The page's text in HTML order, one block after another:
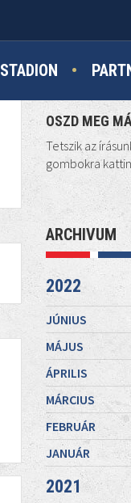
STADION
OSZD MEG
Tetszik az
gombokra
ARCHIVUM
2022
JÚNIUS
MÁJUS
ÁPRILIS
MÁRCIUS
FEBRUÁR
JANUÁR
2021